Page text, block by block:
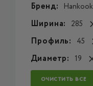
Бренд:
Hankook
Ширина: 285
Профиль: 45
Диаметр: 19
ОЧИСТИТЬ ВСЕ